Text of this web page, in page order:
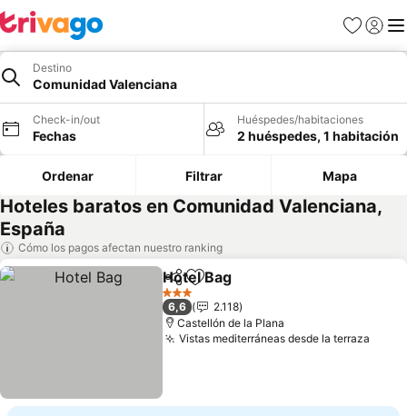
Favoritos
Iniciar
Destino
Comunidad Valenciana
Check-in/out
Fechas
Huéspedes/habitaciones
2 huéspedes, 1 habitación
Ordenar Filtrar Mapa
Hoteles baratos en Comunidad Valenciana,
España
Cómo los pagos afectan nuestro ranking
CompartirAgregar a favoritos
Hotel Bag
3 Estrellas
6,6
2.118
Castellón de la Plana
Vistas mediterráneas desde la terraza